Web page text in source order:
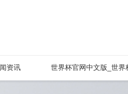
资讯 世界杯官网中文版_世界杯（